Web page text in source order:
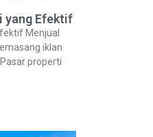
yang Efektif
Menjual
iklan
properti